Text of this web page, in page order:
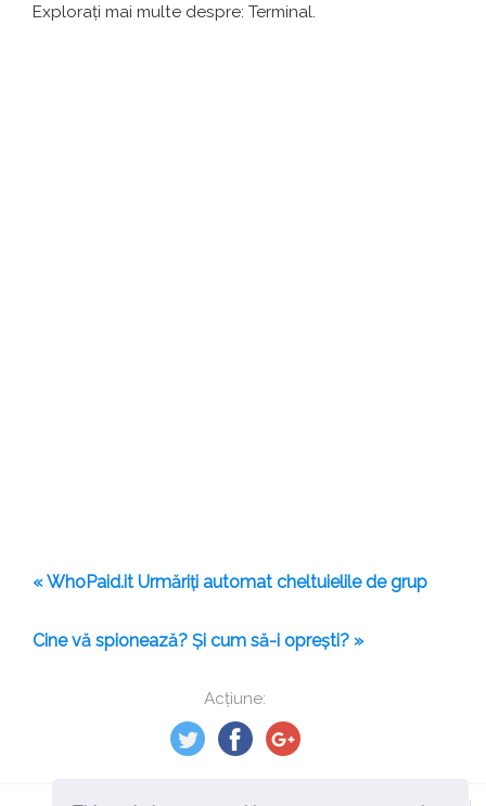
Acțiune:
Explorați mai multe despre: Terminal.
« WhoPaid.it Urmăriți automat cheltuielile de grup
Cine vă spionează? Și cum să-i oprești? »